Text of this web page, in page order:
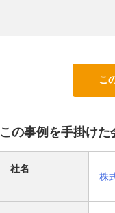
こ
この事例を手掛けた
社名
株